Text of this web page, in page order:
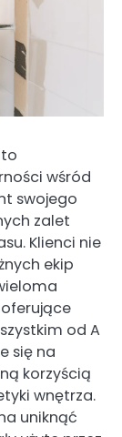
wśród
swojego
zalet
Klienci nie
ekip
od A
się na
korzyścią
wnętrza.
uniknąć